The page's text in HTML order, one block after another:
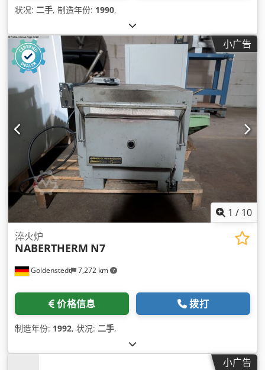
状况: 二手, 制造年份: 1990,
小广告
1 / 10
Goldenstedt 7,272 km
淬火炉
NABERTHERM N7
价格信息 拨打
制造年份: 1992, 状况: 二手,
小广告